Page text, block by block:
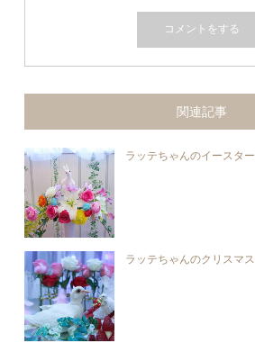
関連記事
ラッテちゃんのイースター
ラッテちゃんのクリスマス